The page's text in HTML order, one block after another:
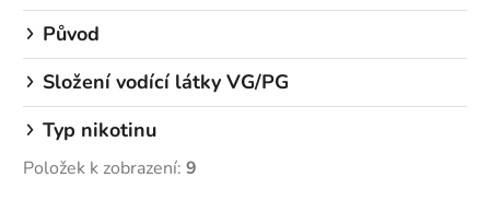
Původ
Složení vodící látky VG/PG
Typ nikotinu
Položek k zobrazení: 9